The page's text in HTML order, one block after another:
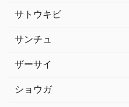
サトウキビ
サンチュ
ザーサイ
ショウガ